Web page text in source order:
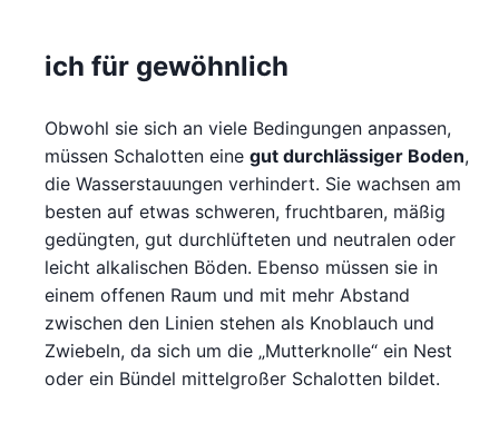
ich für gewöhnlich
Obwohl sie sich an viele Bedingungen anpassen,
müssen Schalotten eine gut durchlässiger Boden,
die Wasserstauungen verhindert. Sie wachsen am
besten auf etwas schweren, fruchtbaren, mäßig
gedüngten, gut durchlüfteten und neutralen oder
leicht alkalischen Böden. Ebenso müssen sie in
einem offenen Raum und mit mehr Abstand
zwischen den Linien stehen als Knoblauch und
Zwiebeln, da sich um die „Mutterknolle“ ein Nest
oder ein Bündel mittelgroßer Schalotten bildet.